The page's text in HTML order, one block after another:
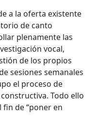
a la oferta existente
de canto
plenamente las
vocal,
de los propios
sesiones semanales
el proceso de
Todo ello
fin de “poner en